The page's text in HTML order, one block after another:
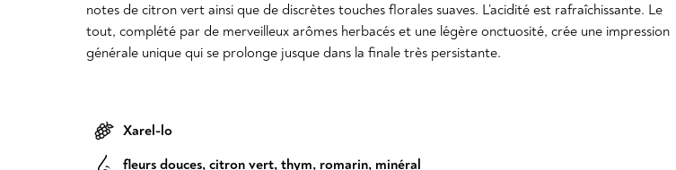
notes de citron vert ainsi que de discrètes touches florales suaves. L’acidité est rafraîchissante. Le
tout, complété par de merveilleux arômes herbacés et une légère onctuosité, crée une impression
générale unique qui se prolonge jusque dans la finale très persistante.
Xarel-lo
fleurs douces, citron vert, thym, romarin, minéral